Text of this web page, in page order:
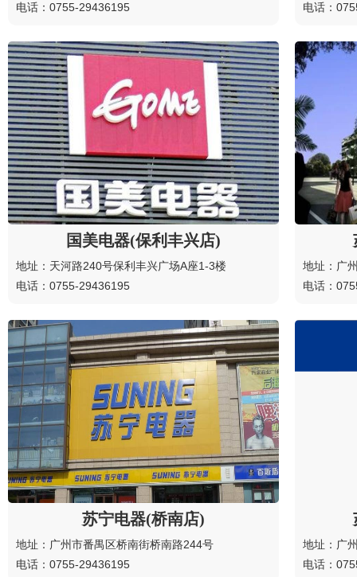
电话：0755-29436195
电话：
国美电器(保利丰兴店)
地址：天河路240号保利丰兴广场A座1-3楼
电话：0755-29436195
地址：广
电话：
苏宁电器(桥南店)
地址：广州市番禺区桥南街桥南路244号
电话：0755-29436195
地址：广
电话：